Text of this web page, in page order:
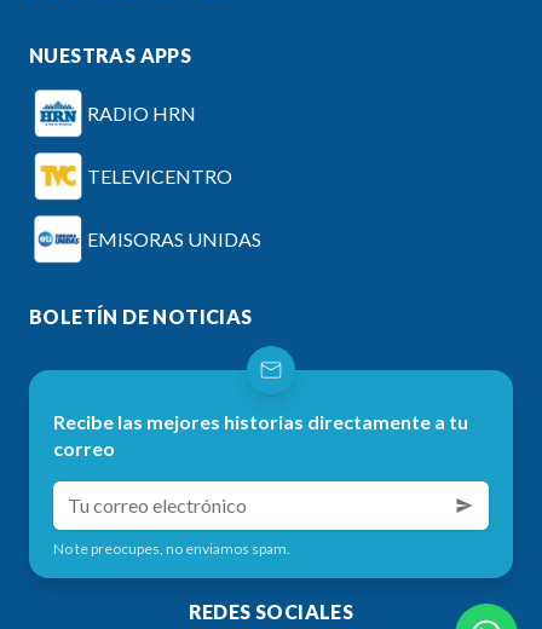
NUESTRAS APPS
RADIO HRN
TELEVICENTRO
EMISORAS UNIDAS
BOLETÍN DE NOTICIAS
Recibe las mejores historias directamente a tu
correo
No te preocupes, no enviamos spam.
REDES SOCIALES